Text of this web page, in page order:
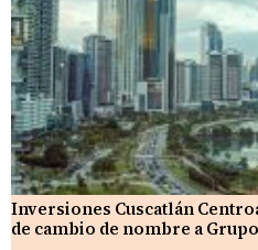
Inversiones Cuscatlán
de cambio de nombre a